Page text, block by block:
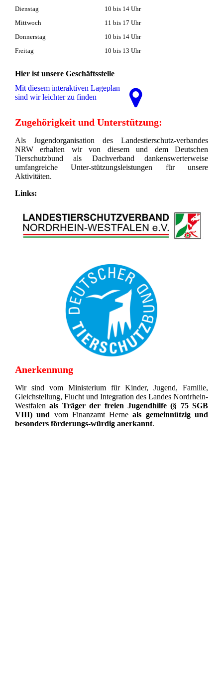
Dienstag
10 bis 14 Uhr
Mittwoch
11 bis 17 Uhr
Donnerstag
10 bis 14 Uhr
Freitag
10 bis 13 Uhr
Hier ist unsere Geschäftsstelle
Mit diesem interaktiven La­ge­plan
sind wir leichter zu finden
Zugehörigkeit und Unterstützung:
Als Jugendorganisation des Landestierschutz-verbandes
NRW erhalten wir von diesem und dem Deutschen
Tierschutzbund als Dachverband dankenswerterweise
umfangreiche Unter-stützungsleistungen für unsere
Aktivitäten.
Links:
Anerkennung
Wir sind vom Ministerium für Kinder, Jugend, Familie,
Gleichstellung, Flucht und Integration des Landes Nordrhein-
Westfalenals Träger der freien Jugendhilfe (§ 75 SGB
VIII) und vom Finanzamt Herneals gemeinnützig und
besonders förderungs-würdig anerkannt.